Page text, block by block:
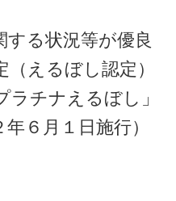
る状況等が優良
えるぼし認定）
ラチナえるぼし」
６月１日施行）